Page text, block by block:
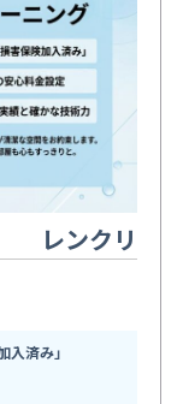
レンクリ
入済み」